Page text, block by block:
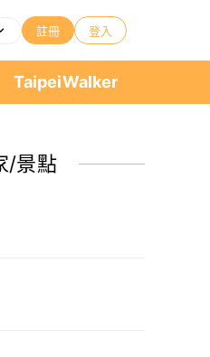
註冊 登入
TaipeiWalker
/景點